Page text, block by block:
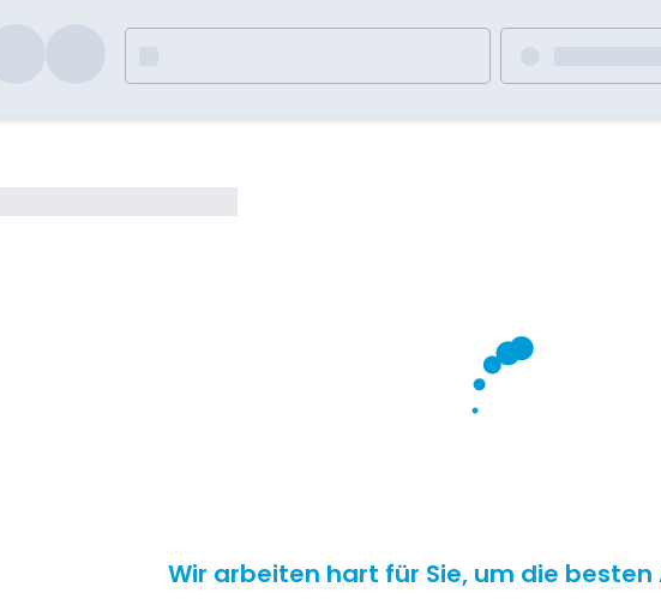
Wir arbeiten hart für Sie, um die